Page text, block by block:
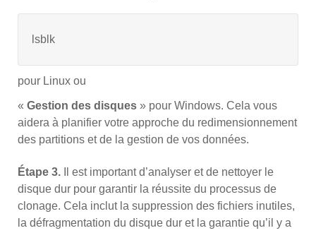
lsblk
pour Linux ou
« Gestion des disques » pour Windows. Cela vous
aidera à planifier votre approche du redimensionnement
des partitions et de la gestion de vos données.
Étape 3. Il est important d’analyser et de nettoyer le
disque dur pour garantir la réussite du processus de
clonage. Cela inclut la suppression des fichiers inutiles,
la défragmentation du disque dur et la garantie qu’il y a